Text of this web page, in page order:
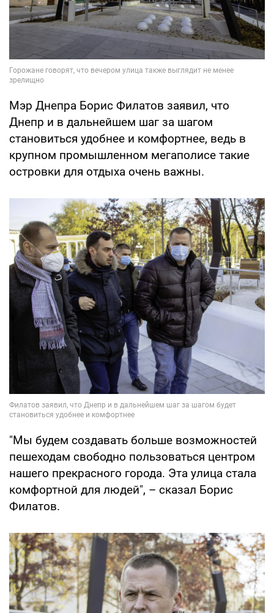
Мэр Днепра Борис Филатов заявил, что
Днепр и в дальнейшем шаг за шагом
становиться удобнее и комфортнее, ведь в
крупном промышленном мегаполисе такие
островки для отдыха очень важны.
"Мы будем создавать больше возможностей
пешеходам свободно пользоваться центром
нашего прекрасного города. Эта улица стала
комфортной для людей", – сказал Борис
Филатов.